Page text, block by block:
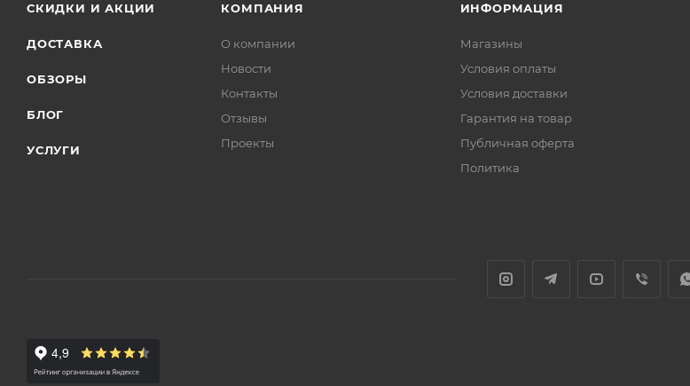
СКИДКИ И АКЦИИ
ДОСТАВКА
ОБЗОРЫ
БЛОГ
УСЛУГИ
КОМПАНИЯ
О компании
Новости
Контакты
Отзывы
Проекты
ИНФОРМАЦИЯ
Магазины
Условия оплаты
Условия доставки
Гарантия на товар
Публичная оферта
Политика